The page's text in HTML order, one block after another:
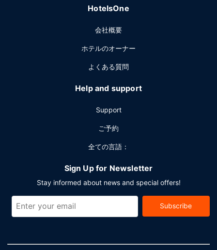
HotelsOne
会社概要
ホテルのオーナー
よくある質問
Help and support
Support
ご予約
全ての言語：
Sign Up for Newsletter
Stay informed about news and special offers!
Subscribe